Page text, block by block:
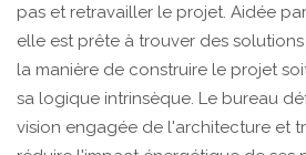
pas et retravailler le projet. Aidée
elle est prête à trouver des
la manière de construire le projet
sa logique intrinsèque. Le bureau
vision engagée de l'architecture et